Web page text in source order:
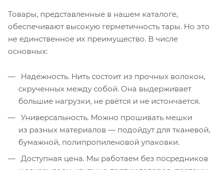
Товары, представленные в нашем каталоге,
обеспечивают высокую герметичность тары. Но это
не единственное их преимущество. В числе
основных:
Надёжность. Нить состоит из прочных волокон,
скрученных между собой. Она выдерживает
большие нагрузки, не рвётся и не истончается.
Универсальность. Можно прошивать мешки
из разных материалов — подойдут для тканевой,
бумажной, полипропиленовой упаковки.
Доступная цена. Мы работаем без посредников